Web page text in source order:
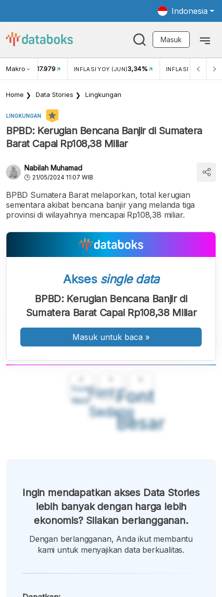
Indonesia
Masuk
Makro
USD/IDR 17.979 INFLASI YOY (JUN)3,34% INFLASI MOM
Home Data Stories Lingkungan
LINGKUNGAN
BPBD: Kerugian Bencana Banjir di Sumatera
Barat Capai Rp108,38 Miliar
Nabilah Muhamad
21/05/2024 11:07 WIB
BPBD Sumatera Barat melaporkan, total kerugian
sementara akibat bencana banjir yang melanda tiga
provinsi di wilayahnya mencapai Rp108,38 miliar.
Font
Kecil
Font
Sedang
Font
Besar
Akses single data
BPBD: Kerugian Bencana Banjir di
Sumatera Barat Capai Rp108,38 Miliar
Masuk untuk baca »
Ingin mendapatkan akses Data Stories
lebih banyak dengan harga lebih
ekonomis? Silakan berlangganan.
Dengan berlangganan, Anda ikut membantu
kami untuk menyajikan data berkualitas.